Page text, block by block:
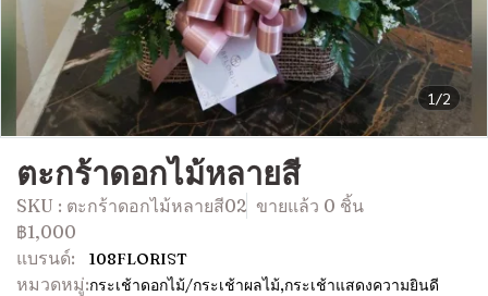
1/2
ตะกร้าดอกไม้หลายสี
SKU : ตะกร้าดอกไม้หลายสี02 ขายแล้ว 0 ชิ้น
฿1,000
แบรนด์:
108FLORIST
หมวดหมู่:กระเช้าดอกไม้/กระเช้าผลไม้,กระเช้าแสดงความยินดี